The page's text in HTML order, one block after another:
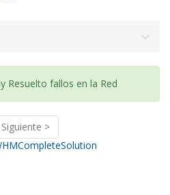
Resuelto fallos en la Red
>